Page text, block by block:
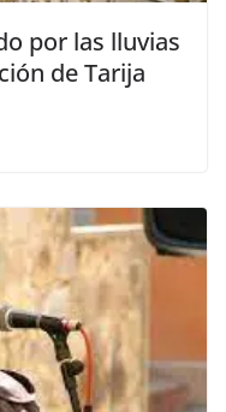
por las lluvias
de Tarija